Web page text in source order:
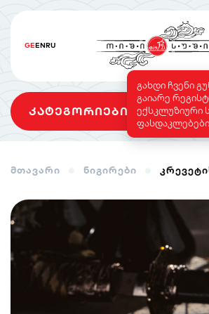
GEENRU
გახდი ჩვენი
გაიარე
ექსკლუზიური
კატეგორიები
სუშის ტორტი საფირმო
მთავარი ნიგირები